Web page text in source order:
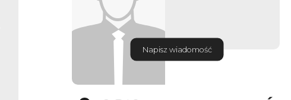
Napisz wiadomość